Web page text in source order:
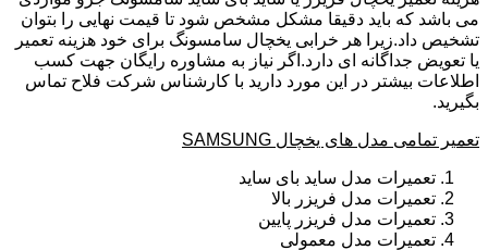
می باشد که باید دقیقا مشکل مشخص شود تا قیمت نهایی را بتوان
تشخیص داد.زیرا هر خرابی یخچال سامسونگ برای خود هزینه تعمیر
یا تعویض جداگانه ای دارد.اگر نیاز به مشاوره رایگان جهت کسب
اطلاعات بیشتر در این مورد دارید با کارشناس شرکت فلاح تماس
بگیرید.
تعمیر تمامی مدل های یخچال SAMSUNG
تعمیرات مدل ساید بای ساید
تعمیرات مدل فریزر بالا
تعمیرات مدل فریزر پایین
تعمیرات مدل معمولی